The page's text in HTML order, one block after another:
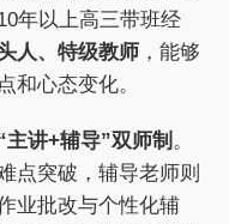
年以上高三带班经
人、特级教师 ，能够
和心态变化。
主讲+辅导”双师制 。
点突破，辅导老师则
业批改与个性化辅